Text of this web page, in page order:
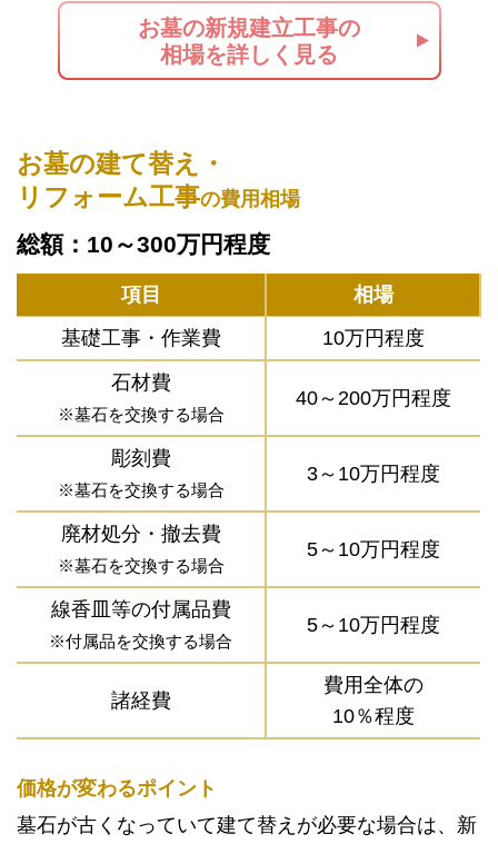
お墓の新規建立工事の
相場を詳しく見る
お墓の建て替え・
リフォーム工事の費用相場
総額：10～300万円程度
項目
相場
基礎工事・作業費
10万円程度
石材費
※墓石を交換する場合
40～200万円程度
彫刻費
※墓石を交換する場合
3～10万円程度
廃材処分・撤去費
※墓石を交換する場合
5～10万円程度
線香皿等の付属品費
※付属品を交換する場合
5～10万円程度
諸経費
費用全体の
10％程度
価格が変わるポイント
墓石が古くなっていて建て替えが必要な場合は、新